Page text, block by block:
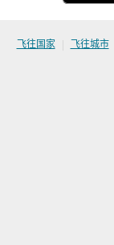
飞往国家 | 飞往城市